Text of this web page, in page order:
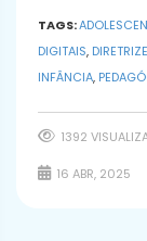
TAGS:
DIGITAIS,
INFÂNCIA,
1392
16 ABR, 2025